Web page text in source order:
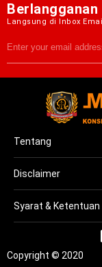
Langsung di Inbox
Tentang
Disclaimer
Syarat & Ketentuan
Copyright © 2020